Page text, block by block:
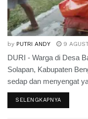
by PUTRI ANDY 9
DURI - Warga di Desa
Solapan, Kabupaten
sedap dan menyengat
SELENGKAPNYA